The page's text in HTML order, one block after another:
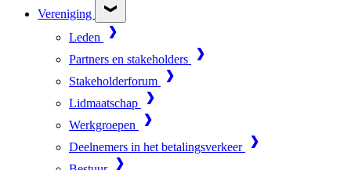
Vereniging
Leden
Partners en stakeholders
Stakeholderforum
Lidmaatschap
Werkgroepen
Deelnemers in het betalingsverkeer